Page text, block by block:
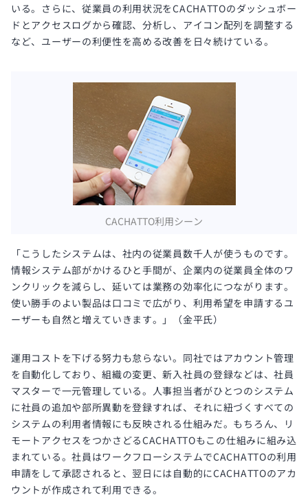
いる。さらに、従業員の利用状況をCACHATTOのダッシュボー
ドとアクセスログから確認、分析し、アイコン配列を調整する
など、ユーザーの利便性を高める改善を日々続けている。
CACHATTO利用シーン
「こうしたシステムは、社内の従業員数千人が使うものです。
情報システム部がかけるひと手間が、企業内の従業員全体のワ
ンクリックを減らし、延いては業務の効率化につながります。
使い勝手のよい製品は口コミで広がり、利用希望を申請するユ
ーザーも自然と増えていきます。」（金平氏）
運用コストを下げる努力も怠らない。同社ではアカウント管理
を自動化しており、組織の変更、新入社員の登録などは、社員
マスターで一元管理している。人事担当者がひとつのシステム
に社員の追加や部所異動を登録すれば、それに紐づくすべての
システムの利用者情報にも反映される仕組みだ。もちろん、リ
モートアクセスをつかさどるCACHATTOもこの仕組みに組み込
まれている。社員はワークフローシステムでCACHATTOの利用
申請をして承認されると、翌日には自動的にCACHATTOのアカ
ウントが作成されて利用できる。